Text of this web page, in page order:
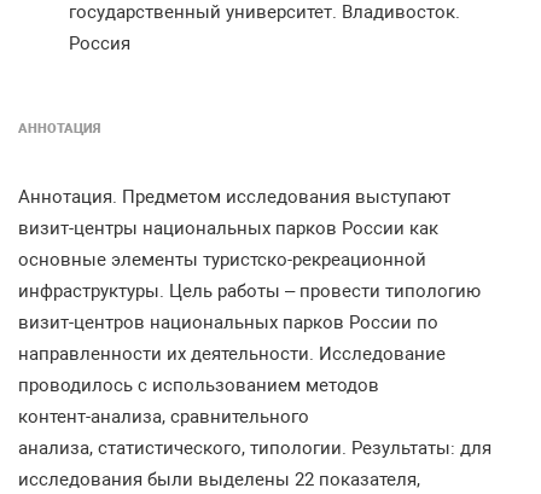
государственный университет. Владивосток.
Россия
АННОТАЦИЯ
Аннотация. Предметом исследования выступают
визит-центры национальных парков России как
основные элементы туристско-рекреационной
инфраструктуры. Цель работы – провести типологию
визит-центров национальных парков России по
направленности их деятельности. Исследование
проводилось с использованием методов
контент-анализа, сравнительного
анализа, статистического, типологии. Результаты: для
исследования были выделены 22 показателя,